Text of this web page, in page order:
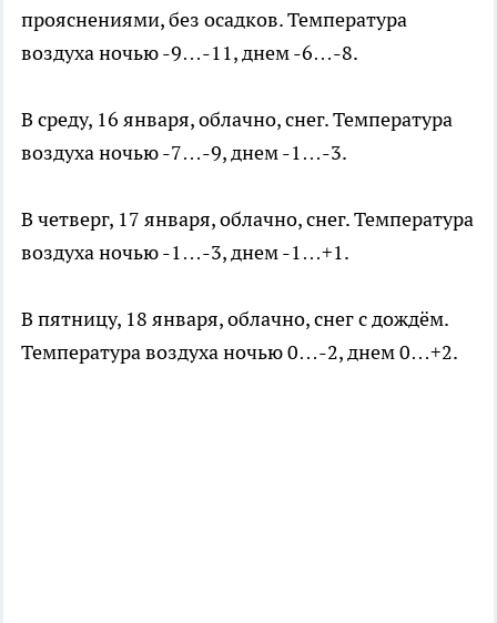
прояснениями, без осадков. Температура
воздуха ночью -9…-11, днем -6…-8.
В среду, 16 января, облачно, снег. Температура
воздуха ночью -7…-9, днем -1…-3.
В четверг, 17 января, облачно, снег. Температура
воздуха ночью -1…-3, днем -1…+1.
В пятницу, 18 января, облачно, снег с дождём.
Температура воздуха ночью 0…-2, днем 0…+2.